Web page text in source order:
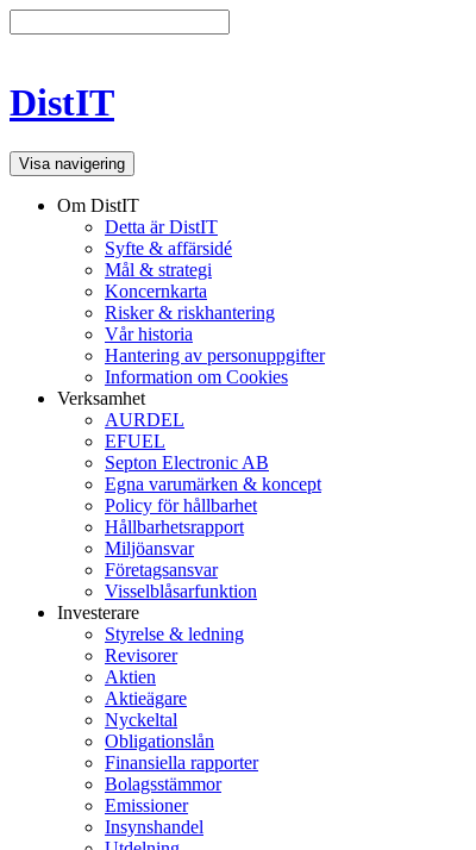
DistIT
Visa navigering
Om DistIT
Detta är DistIT
Syfte & affärsidé
Mål & strategi
Koncernkarta
Risker & riskhantering
Vår historia
Hantering av personuppgifter
Information om Cookies
Verksamhet
AURDEL
EFUEL
Septon Electronic AB
Egna varumärken & koncept
Policy för hållbarhet
Hållbarhetsrapport
Miljöansvar
Företagsansvar
Visselblåsarfunktion
Investerare
Styrelse & ledning
Revisorer
Aktien
Aktieägare
Nyckeltal
Obligationslån
Finansiella rapporter
Bolagsstämmor
Emissioner
Insynshandel